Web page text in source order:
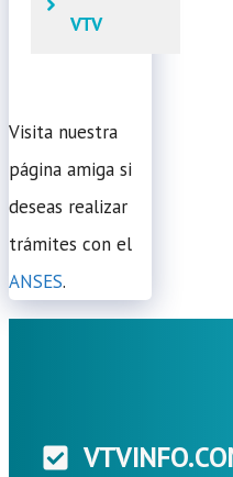
VTV
Visita nuestra
página amiga si
deseas realizar
trámites con el
ANSES.